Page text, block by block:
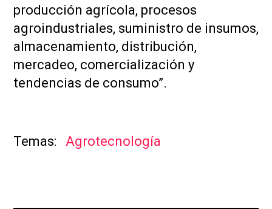
producción agrícola, procesos
agroindustriales, suministro de insumos,
almacenamiento, distribución,
mercadeo, comercialización y
tendencias de consumo”.
Agrotecnología